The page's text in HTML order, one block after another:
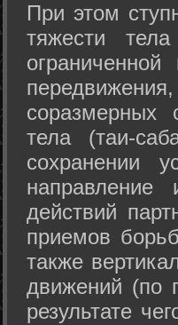
При этом
тяжести
соразмерных
тела (таи-
сохранении
направление
действий
приемов
также
движений (по
результате